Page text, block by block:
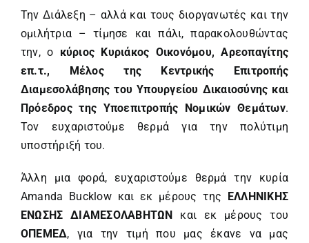
Την Διάλεξη – αλλά και τους διοργανωτές και την
ομιλήτρια – τίμησε και πάλι, παρακολουθώντας
την, ο κύριος Κυριάκος Οικονόμου, Αρεοπαγίτης
επ.τ., Μέλος της Κεντρικής Επιτροπής
Διαμεσολάβησης του Υπουργείου Δικαιοσύνης και
Πρόεδρος της Υποεπιτροπής Νομικών Θεμάτων.
Τον ευχαριστούμε θερμά για την πολύτιμη
υποστήριξή του.
Άλλη μια φορά, ευχαριστούμε θερμά την κυρία
Amanda Bucklow και εκ μέρους της ΕΛΛΗΝΙΚΗΣ
ΕΝΩΣΗΣ ΔΙΑΜΕΣΟΛΑΒΗΤΩN και εκ μέρους του
ΟΠΕΜΕΔ, για την τιμή που μας έκανε να μας